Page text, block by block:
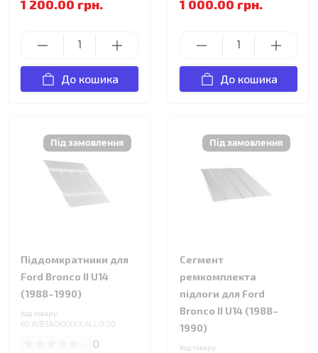
1 200.00 грн.
До кошика
1 000.00 грн.
До кошика
Піддомкратники для
Ford Bronco II U14
(1988–1990)
Код товару:
60.WBJACKXXXX.ALL.0.00
0
Сегмент
ремкомплекта
підлоги для Ford
Bronco II U14 (1988–
1990)
Код товару: